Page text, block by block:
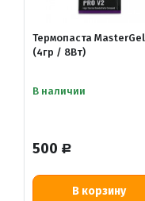
Термопаста
(4гр / 8Вт)
В наличии
500 Р
В корзину